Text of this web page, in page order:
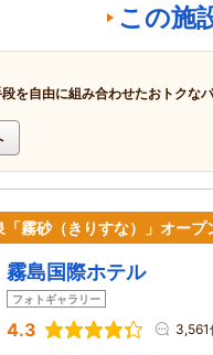
この施
を自由に組み合わせたおトクな
霧砂（きりすな）」オープ
霧島国際ホテル
フォトギャラリー
4.3 3,561